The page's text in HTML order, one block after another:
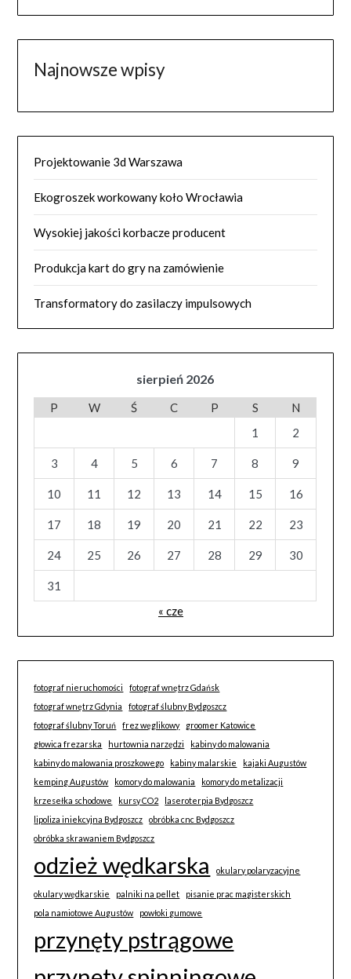
Najnowsze wpisy
Projektowanie 3d Warszawa
Ekogroszek workowany koło Wrocławia
Wysokiej jakości korbacze producent
Produkcja kart do gry na zamówienie
Transformatory do zasilaczy impulsowych
sierpień 2026
P W Ś C P S
N
1
2
3 4 5 6 7 8 9
10 11 12 13 14 15 16
17 18 19 20 21 22 23
24 25 26 27 28 29 30
31
« cze
fotograf nieruchomości
fotograf wnętrz Gdańsk
fotograf wnętrz Gdynia
fotograf ślubny Bydgoszcz
fotograf ślubny Toruń
frez węglikowy
groomer Katowice
głowica frezarska
hurtownia narzędzi
kabiny do malowania
kabiny do malowania proszkowego
kabiny malarskie
kajaki Augustów
kemping Augustów
komory do malowania
komory do metalizacji
krzesełka schodowe
kursy CO2
laseroterpia Bydgoszcz
lipoliza iniekcyjna Bydgoszcz
obróbka cnc Bydgoszcz
obróbka skrawaniem Bydgoszcz
odzież wędkarska okulary polaryzacyjne
okulary wędkarskie palniki na pellet
pisanie prac magisterskich
pola namiotowe Augustów
powłoki gumowe
przynęty pstrągowe